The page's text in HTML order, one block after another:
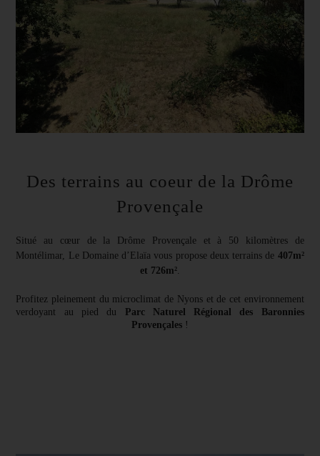
Des terrains au coeur de la Drôme
Provençale
Situé au cœur de la Drôme Provençale et à 50 kilomètres de
Montélimar, Le Domaine d’Elaïa vous propose deux terrains de 407m²
et 726m².
Profitez pleinement du microclimat de Nyons et de cet environnement
verdoyant au pied du
Parc Naturel Régional des Baronnies
Provençales !